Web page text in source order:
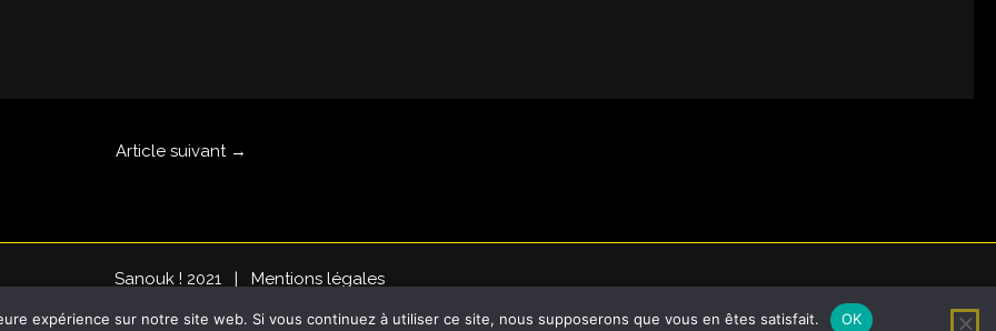
Article suivant →
Sanouk ! 2021 | Mentions légales
expérience sur notre site web. Si vous continuez à utiliser ce site, nous supposerons que vous en êtes satisfait. OK